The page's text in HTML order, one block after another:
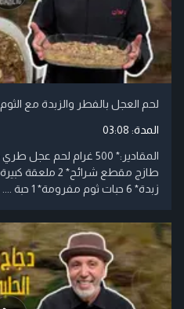
لحم العجل بالفطر والزبدة مع الثوم
المدة: 03:08
زبدة* 6 حبات ثوم مفرومة* 1 حبة ....